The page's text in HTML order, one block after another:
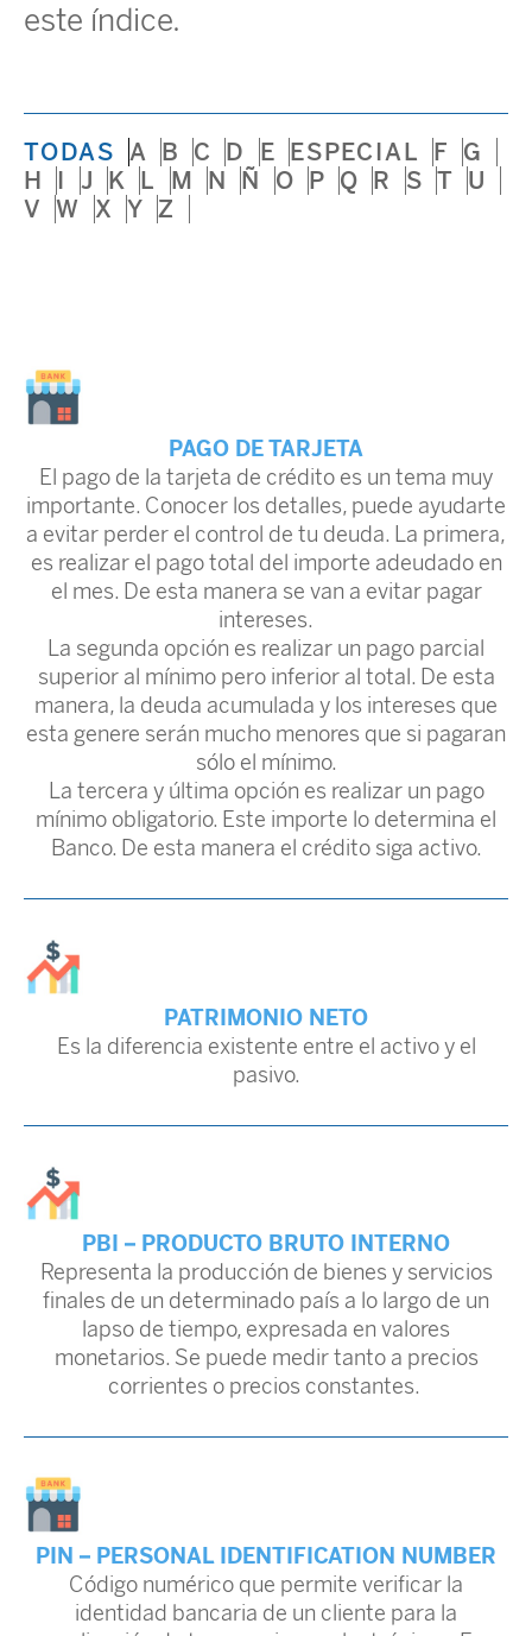
este índice.
A B C D E ESPECIAL F
G
H
I J K L M N Ñ O P Q R S T U
V W X Y Z
TODAS
PAGO DE TARJETA
El pago de la tarjeta de crédito es un tema muy
importante. Conocer los detalles, puede ayudarte
a evitar perder el control de tu deuda. La primera,
es realizar el pago total del importe adeudado en
el mes. De esta manera se van a evitar pagar
intereses.
La segunda opción es realizar un pago parcial
superior al mínimo pero inferior al total. De esta
manera, la deuda acumulada y los intereses que
esta genere serán mucho menores que si pagaran
sólo el mínimo.
La tercera y última opción es realizar un pago
mínimo obligatorio. Este importe lo determina el
Banco. De esta manera el crédito siga activo.
PATRIMONIO NETO
Es la diferencia existente entre el activo y el
pasivo.
PBI – PRODUCTO BRUTO INTERNO
Representa la producción de bienes y servicios
finales de un determinado país a lo largo de un
lapso de tiempo, expresada en valores
monetarios. Se puede medir tanto a precios
corrientes o precios constantes.
PIN – PERSONAL IDENTIFICATION NUMBER
Código numérico que permite verificar la
identidad bancaria de un cliente para la